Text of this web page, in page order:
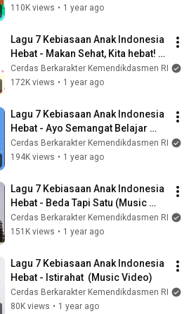
110K views • 1 year ago
Lagu 7 Kebiasaan Anak Indonesia
Hebat - Makan Sehat, Kita hebat!
(Music Video)
Cerdas Berkarakter Kemendikdasmen RI
172K views • 1 year ago
Lagu 7 Kebiasaan Anak Indonesia
Hebat - Ayo Semangat Belajar
(Music Video)
Cerdas Berkarakter Kemendikdasmen RI
194K views • 1 year ago
Lagu 7 Kebiasaan Anak Indonesia
Hebat - Beda Tapi Satu (Music
Video)
Cerdas Berkarakter Kemendikdasmen RI
151K views • 1 year ago
Lagu 7 Kebiasaan Anak Indonesia
Hebat - Istirahat  (Music Video)
Cerdas Berkarakter Kemendikdasmen RI
80K views • 1 year ago